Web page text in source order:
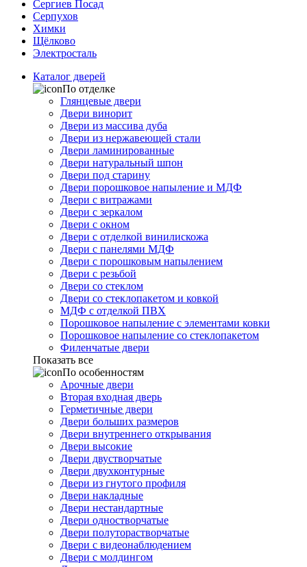
Сергиев Посад
Серпухов
Химки
Щёлково
Электросталь
Каталог дверей
По отделке
Глянцевые двери
Двери винорит
Двери из массива дуба
Двери из нержавеющей стали
Двери ламинированные
Двери натуральный шпон
Двери под старину
Двери порошковое напыление и МДФ
Двери с витражами
Двери с зеркалом
Двери с окном
Двери с отделкой винилискожа
Двери с панелями МДФ
Двери с порошковым напылением
Двери с резьбой
Двери со стеклом
Двери со стеклопакетом и ковкой
МДФ с отделкой ПВХ
Порошковое напыление с элементами ковки
Порошковое напыление со стеклопакетом
Филенчатые двери
Показать все
По особенностям
Арочные двери
Вторая входная дверь
Герметичные двери
Двери больших размеров
Двери внутреннего открывания
Двери высокие
Двери двустворчатые
Двери двухконтурные
Двери из гнутого профиля
Двери накладные
Двери нестандартные
Двери одностворчатые
Двери полуторастворчатые
Двери с видеонаблюдением
Двери с молдингом